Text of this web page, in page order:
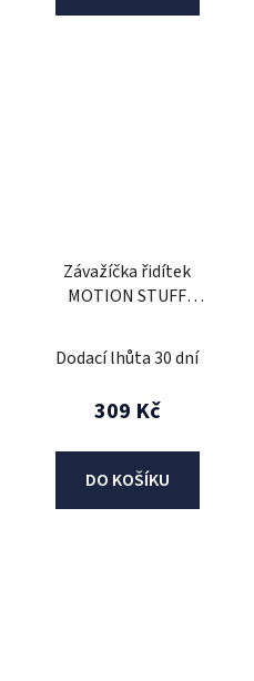
Závažíčka řidítek
MOTION STUFF
17mm)
Dodací lhůta 30 dní
309 Kč
DO KOŠÍKU